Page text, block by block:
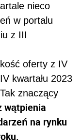
nieco
w portalu
z III
oferty z IV
kwartału 2023
znaczący
wątpienia
na rynku